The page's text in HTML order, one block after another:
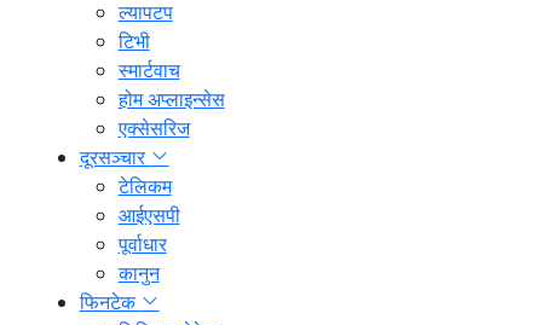
ल्यापटप
टिभी
स्मार्टवाच
होम अप्लाइन्सेस
एक्सेसरिज
दूरसञ्चार
टेलिकम
आईएसपी
पूर्वाधार
कानुन
फिनटेक